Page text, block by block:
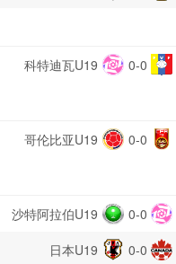
科特迪瓦U19 0-0
哥伦比亚U19 0-0
沙特阿拉伯U19 0-0
日本U19 0-0